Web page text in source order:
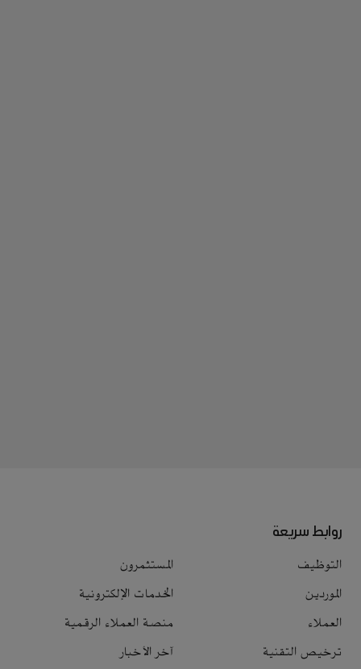
روابط سريعة
التوظيف
المستثمرون
الموردين
الخدمات الإلكترونية
العملاء
منصة العملاء الرقمية
ترخيص التقنية
آخر الأخبار